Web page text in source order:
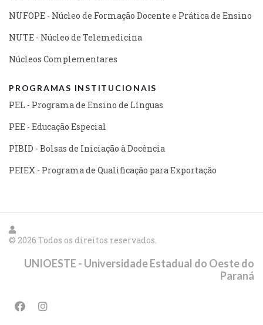
NUFOPE - Núcleo de Formação Docente e Prática de Ensino
NUTE - Núcleo de Telemedicina
Núcleos Complementares
PROGRAMAS INSTITUCIONAIS
PEL - Programa de Ensino de Línguas
PEE - Educação Especial
PIBID - Bolsas de Iniciação à Docência
PEIEX - Programa de Qualificação para Exportação
© 2026 Todos os direitos reservados.
UNIOESTE - Universidade Estadual do Oeste do
Paraná